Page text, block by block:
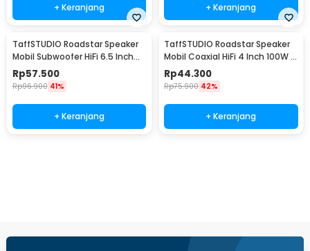
+ Keranjang + Keranjang
TaffSTUDIO Roadstar Speaker
Mobil Subwoofer HiFi 6.5 Inch
160W 1 PCS - VO-602
Rp57.500
Rp96.900 41%
+ Keranjang
TaffSTUDIO Roadstar Speaker
Mobil Coaxial HiFi 4 Inch 100W 1
PCS - VO-402
Rp44.300
Rp75.900 42%
+ Keranjang